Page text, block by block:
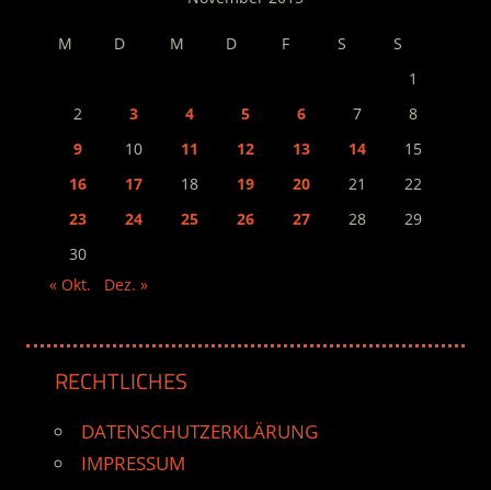
M D M D F S
S
1
2
3 4 5 6 7
8
9
10 11 12 13 14
15
16
17 18 19 20 21
22
23
24 25 26 27 28
29
30
« Okt.
Dez. »
RECHTLICHES
DATENSCHUTZERKLÄRUNG
IMPRESSUM